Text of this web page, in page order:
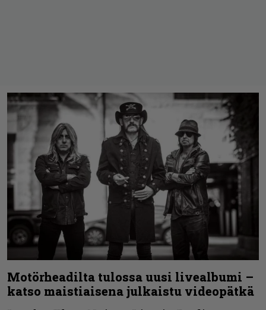
Motörheadilta tulossa uusi livealbumi –
katso maistiaisena julkaistu videopätkä